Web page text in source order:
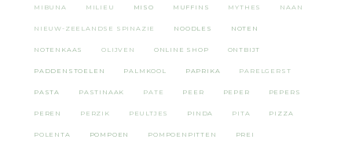
MIBUNA MILIEU MISO MUFFINS MYTHES NAAN
NIEUW-ZEELANDSE SPINAZIE NOODLES NOTEN
NOTENKAAS OLIJVEN ONLINE SHOP ONTBIJT
PADDENSTOELEN PALMKOOL PAPRIKA PARELGERST
PASTA PASTINAAK PATE PEER PEPER PEPERS
PEREN PERZIK PEULTJES PINDA PITA PIZZA
POLENTA POMPOEN POMPOENPITTEN PREI